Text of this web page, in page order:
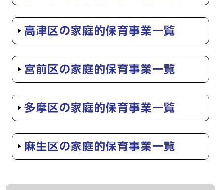
高津区の家庭的保育事業一覧
宮前区の家庭的保育事業一覧
多摩区の家庭的保育事業一覧
麻生区の家庭的保育事業一覧